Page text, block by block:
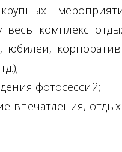
весь комплекс
юбилеи,
фотосессий;
впечатления,